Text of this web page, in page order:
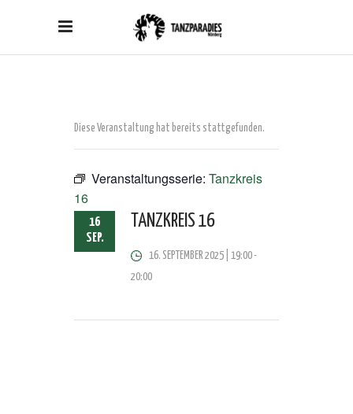
Diese Veranstaltung hat bereits stattgefunden.
Veranstaltungsserie: Tanzkreis
16
16
SEP.
TANZKREIS 16
16. SEPTEMBER 2025 | 19:00-
20:00